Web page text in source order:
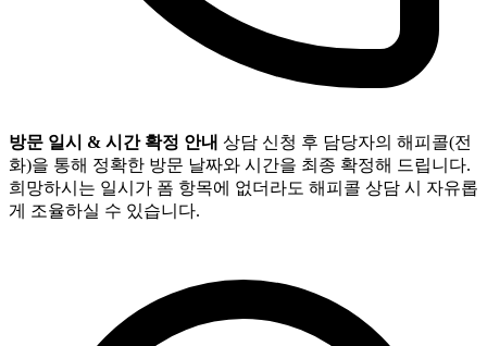
방문 일시 & 시간 확정 안내 상담 신청 후 담당자의 해피콜(전
화)을 통해 정확한 방문 날짜와 시간을 최종 확정해 드립니다.
희망하시는 일시가 폼 항목에 없더라도 해피콜 상담 시 자유롭
게 조율하실 수 있습니다.